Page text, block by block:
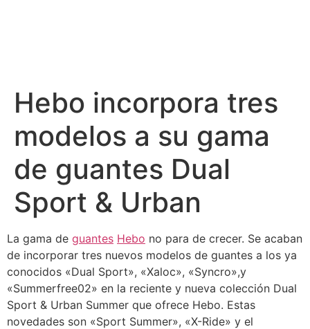
Hebo incorpora tres
modelos a su gama
de guantes Dual
Sport & Urban
La gama de guantes Hebo no para de crecer. Se acaban
de incorporar tres nuevos modelos de guantes a los ya
conocidos «Dual Sport», «Xaloc», «Syncro»,y
«Summerfree02» en la reciente y nueva colección Dual
Sport & Urban Summer que ofrece Hebo. Estas
novedades son «Sport Summer», «X-Ride» y el